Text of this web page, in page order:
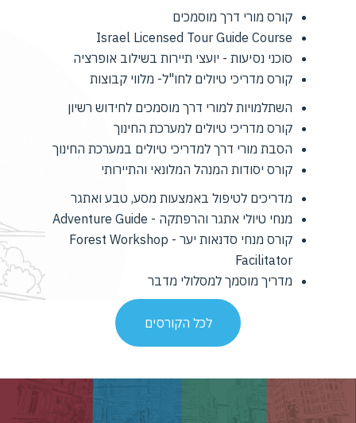
קורס מורי דרך מוסמכים
Israel Licensed Tour Guide Course
סוכני נסיעות - יועצי תיירות בשילוב אופרציה
קורס מדריכי טיולים לחו"ל- מלווי קבוצות
השתלמויות למורי דרך מוסמכים לחידוש רשיון
קורס מדריכי טיולים למערכת החינוך
הסבת מורי דרך למדריכי טיולים במערכת החינוך
קורס יסודות המנהל המלונאי והתיירותי
מדריכים לטיפול באמצעות מסע, טבע ואתגר
מנחי טיולי אתגר והרפתקה - Adventure Guide
קורס מנחי סדנאות יער - Forest Workshop
Facilitator
מדריך מוסמך למסלולי מדבר
לכל הקורסים